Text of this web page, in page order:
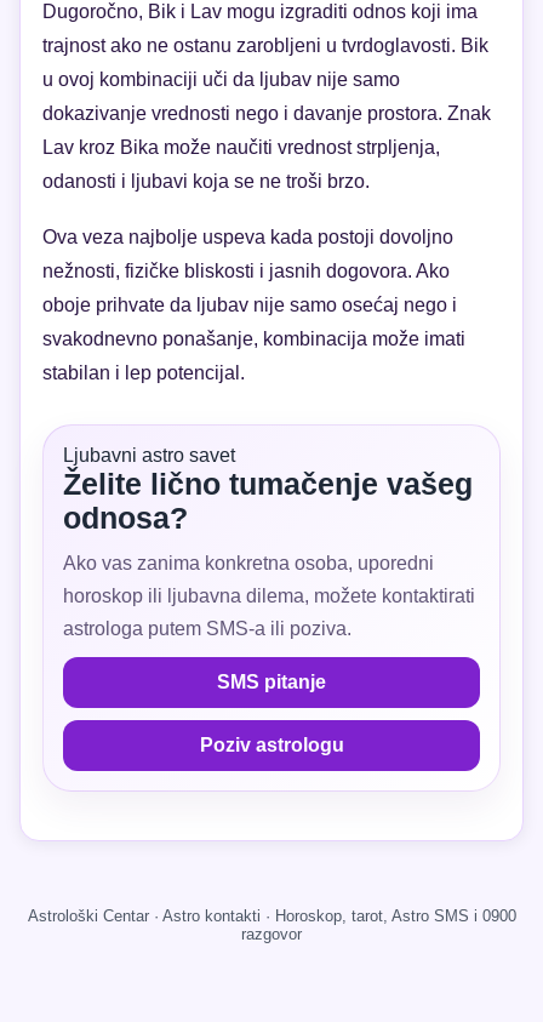
Dugoročno, Bik i Lav mogu izgraditi odnos koji ima
trajnost ako ne ostanu zarobljeni u tvrdoglavosti. Bik
u ovoj kombinaciji uči da ljubav nije samo
dokazivanje vrednosti nego i davanje prostora. Znak
Lav kroz Bika može naučiti vrednost strpljenja,
odanosti i ljubavi koja se ne troši brzo.
Ova veza najbolje uspeva kada postoji dovoljno
nežnosti, fizičke bliskosti i jasnih dogovora. Ako
oboje prihvate da ljubav nije samo osećaj nego i
svakodnevno ponašanje, kombinacija može imati
stabilan i lep potencijal.
Ljubavni astro savet
Želite lično tumačenje vašeg
odnosa?
Ako vas zanima konkretna osoba, uporedni
horoskop ili ljubavna dilema, možete kontaktirati
astrologa putem SMS-a ili poziva.
SMS pitanje
Poziv astrologu
Astrološki Centar · Astro kontakti · Horoskop, tarot, Astro SMS i 0900
razgovor